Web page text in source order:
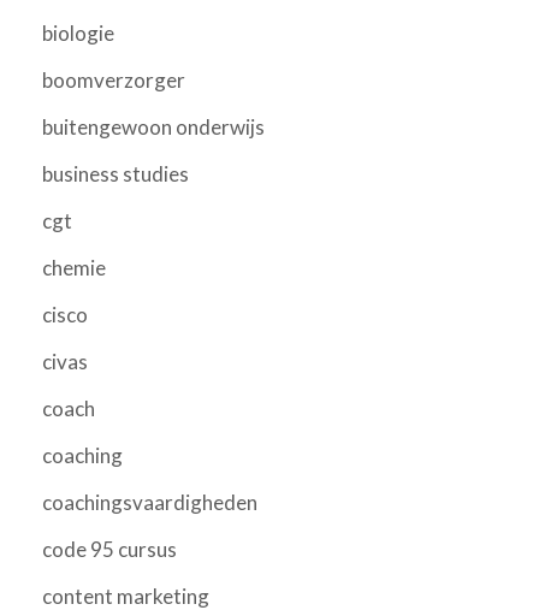
biologie
boomverzorger
buitengewoon onderwijs
business studies
cgt
chemie
cisco
civas
coach
coaching
coachingsvaardigheden
code 95 cursus
content marketing